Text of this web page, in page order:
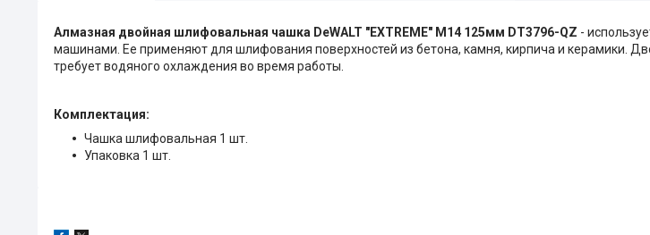
Алмазная двойная шлифовальная чашка DeWALT "EXTREME" М14 125мм DT3796-QZ -
машинами. Ее применяют для шлифования поверхностей из бетона, камня, кирпича и керамики.
требует водяного охлаждения во время работы.
Комплектация:
Чашка шлифовальная 1 шт.
Упаковка 1 шт.